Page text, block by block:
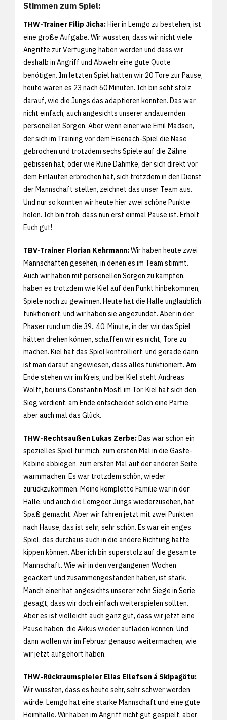
Stimmen zum Spiel:
THW-Trainer Filip Jicha:Hier in Lemgo zu bestehen, ist
eine große Aufgabe. Wir wussten, dass wir nicht viele
Angriffe zur Verfügung haben werden und dass wir
deshalb in Angriff und Abwehr eine gute Quote
benötigen. Im letzten Spiel hatten wir 20 Tore zur Pause,
heute waren es 23 nach 60 Minuten. Ich bin seht stolz
darauf, wie die Jungs das adaptieren konnten. Das war
nicht einfach, auch angesichts unserer andauernden
personellen Sorgen. Aber wenn einer wie Emil Madsen,
der sich im Training vor dem Eisenach-Spiel die Nase
gebrochen und trotzdem sechs Spiele auf die Zähne
gebissen hat, oder wie Rune Dahmke, der sich direkt vor
dem Einlaufen erbrochen hat, sich trotzdem in den Dienst
der Mannschaft stellen, zeichnet das unser Team aus.
Und nur so konnten wir heute hier zwei schöne Punkte
holen. Ich bin froh, dass nun erst einmal Pause ist. Erholt
Euch gut!
TBV-Trainer Florian Kehrmann:Wir haben heute zwei
Mannschaften gesehen, in denen es im Team stimmt.
Auch wir haben mit personellen Sorgen zu kämpfen,
haben es trotzdem wie Kiel auf den Punkt hinbekommen,
Spiele noch zu gewinnen. Heute hat die Halle unglaublich
funktioniert, und wir haben sie angezündet. Aber in der
Phaser rund um die 39., 40. Minute, in der wir das Spiel
hätten drehen können, schaffen wir es nicht, Tore zu
machen. Kiel hat das Spiel kontrolliert, und gerade dann
ist man darauf angewiesen, dass alles funktioniert. Am
Ende stehen wir im Kreis, und bei Kiel steht Andreas
Wolff, bei uns Constantin Möstl im Tor. Kiel hat sich den
Sieg verdient, am Ende entscheidet solch eine Partie
aber auch mal das Glück.
THW-Rechtsaußen Lukas Zerbe:Das war schon ein
spezielles Spiel für mich, zum ersten Mal in die Gäste-
Kabine abbiegen, zum ersten Mal auf der anderen Seite
warmmachen. Es war trotzdem schön, wieder
zurückzukommen. Meine komplette Familie war in der
Halle, und auch die Lemgoer Jungs wiederzusehen, hat
Spaß gemacht. Aber wir fahren jetzt mit zwei Punkten
nach Hause, das ist sehr, sehr schön. Es war ein enges
Spiel, das durchaus auch in die andere Richtung hätte
kippen können. Aber ich bin superstolz auf die gesamte
Mannschaft. Wie wir in den vergangenen Wochen
geackert und zusammengestanden haben, ist stark.
Manch einer hat angesichts unserer zehn Siege in Serie
gesagt, dass wir doch einfach weiterspielen sollten.
Aber es ist vielleicht auch ganz gut, dass wir jetzt eine
Pause haben, die Akkus wieder aufladen können. Und
dann wollen wir im Februar genauso weitermachen, wie
wir jetzt aufgehört haben.
THW-Rückraumspieler Elias Ellefsen á Skipagötu:
Wir wussten, dass es heute sehr, sehr schwer werden
würde. Lemgo hat eine starke Mannschaft und eine gute
Heimhalle. Wir haben im Angriff nicht gut gespielt, aber